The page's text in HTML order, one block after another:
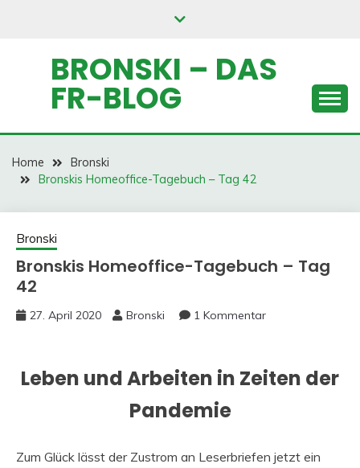
BRONSKI – DAS
FR-BLOG
Home
Bronski
Bronskis Homeoffice-Tagebuch – Tag 42
Bronski
Bronskis Homeoffice-Tagebuch – Tag
42
27. April 2020 Bronski 1 Kommentar
Leben und Arbeiten in Zeiten der
Pandemie
Zum Glück lässt der Zustrom an Leserbriefen jetzt ein